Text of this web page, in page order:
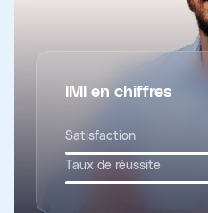
IMI en chiffres
Satisfaction
Taux de réussite